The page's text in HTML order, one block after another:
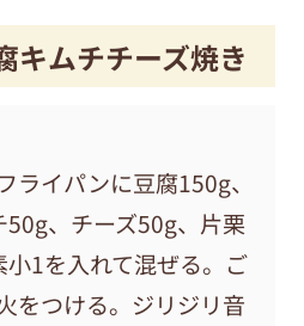
キムチチーズ焼き
ライパンに豆腐150g、
、チーズ50g、片栗
1を入れて混ぜる。ご
をつける。ジリジリ音